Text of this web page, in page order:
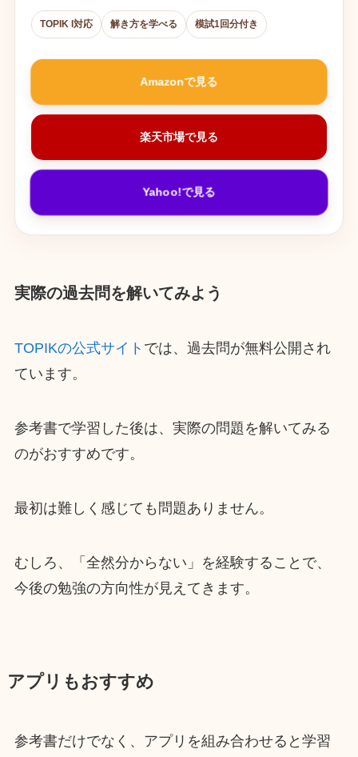
TOPIK I対応 解き方を学べる 模試1回分付き
Amazonで見る
楽天市場で見る
Yahoo!で見る
実際の過去問を解いてみよう
TOPIKの公式サイト では、過去問が無料公開され
ています。
参考書で学習した後は、実際の問題を解いてみる
のがおすすめです。
最初は難しく感じても問題ありません。
むしろ、「全然分からない」を経験することで、
今後の勉強の方向性が見えてきます。
アプリもおすすめ
参考書だけでなく、アプリを組み合わせると学習